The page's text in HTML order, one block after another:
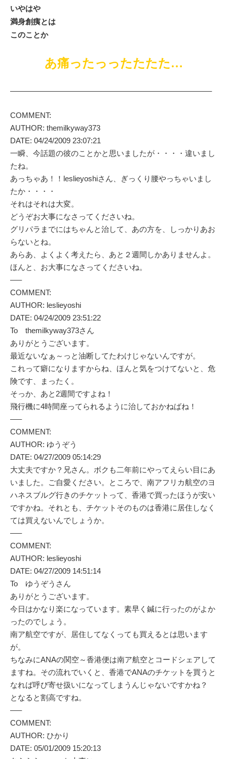
いやはや
満身創痍とは
このことか
あ痛ったっったたたた…
——————————————————————————–
COMMENT:
AUTHOR: themilkyway373
DATE: 04/24/2009 23:07:21
一瞬、今話題の彼のことかと思いましたが・・・・違いまし
たね。
あっちゃあ！！leslieyoshiさん、ぎっくり腰やっちゃいまし
たか・・・・
それはそれは大変。
どうぞお大事になさってくださいね。
グリパラまでにはちゃんと治して、あの方を、しっかりあお
らないとね。
あらあ、よくよく考えたら、あと２週間しかありませんよ。
ほんと、お大事になさってくださいね。
—–
COMMENT:
AUTHOR: leslieyoshi
DATE: 04/24/2009 23:51:22
To themilkyway373さん
ありがとうございます。
最近ないなぁ～っと油断してたわけじゃないんですが。
これって癖になりますからね、ほんと気をつけてないと、危
険です、まったく。
そっか、あと2週間ですよね！
飛行機に4時間座ってられるように治しておかねばね！
—–
COMMENT:
AUTHOR: ゆうぞう
DATE: 04/27/2009 05:14:29
大丈夫ですか？兄さん。ボクも二年前にやってえらい目にあ
いました。ご自愛ください。ところで、南アフリカ航空のヨ
ハネスブルグ行きのチケットって、香港で買ったほうが安い
ですかね。それとも、チケットそのものは香港に居住しなく
ては買えないんでしょうか。
—–
COMMENT:
AUTHOR: leslieyoshi
DATE: 04/27/2009 14:51:14
To ゆうぞうさん
ありがとうございます。
今日はかなり楽になっています。素早く鍼に行ったのがよか
ったのでしょう。
南ア航空ですが、居住してなくっても買えるとは思います
が。
ちなみにANAの関空～香港便は南ア航空とコードシェアして
ますね。その流れでいくと、香港でANAのチケットを買うと
なれば呼び寄せ扱いになってしまうんじゃないですかね？
となると割高ですね。
—–
COMMENT:
AUTHOR: ひかり
DATE: 05/01/2009 15:20:13